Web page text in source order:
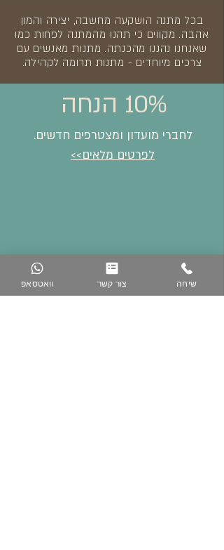
בכל מתנה הושקעה מחשבה, יצירה והמון
אהבה. מקווים כי תהנו מהמתנה לפחות כמו
שאנחנו נהננו מהכנתה. מתנות מאנשים עם
צרכים מיוחדים - מתנות תרומה לקהילה.
10% הנחה
לחברי מועדון ומצטרפים חדשים.
לפרטים מלאים>>
וואטסאפ צור קשר שיחה